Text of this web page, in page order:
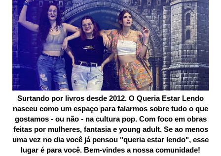
Surtando por livros desde 2012. O Queria Estar Lendo
nasceu como um espaço para falarmos sobre tudo o que
gostamos - ou não - na cultura pop. Com foco em obras
feitas por mulheres, fantasia e young adult. Se ao menos
uma vez no dia você já pensou "queria estar lendo", esse
lugar é para você. Bem-vindes a nossa comunidade!